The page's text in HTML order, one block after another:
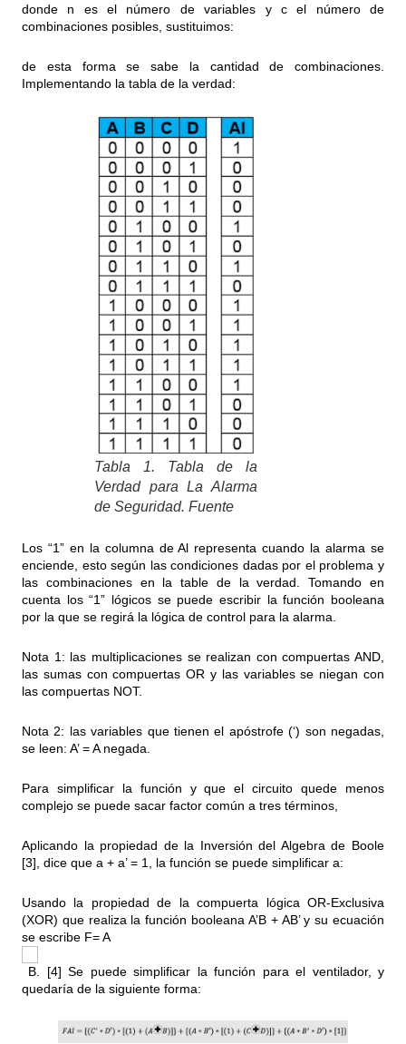
donde n es el número de variables y c el número de
combinaciones posibles, sustituimos:
de esta forma se sabe la cantidad de combinaciones.
Implementando la tabla de la verdad:
Tabla 1. Tabla de la
Verdad para La Alarma
de Seguridad. Fuente
Los “1” en la columna de Al representa cuando la alarma se
enciende, esto según las condiciones dadas por el problema y
las combinaciones en la table de la verdad. Tomando en
cuenta los “1” lógicos se puede escribir la función booleana
por la que se regirá la lógica de control para la alarma.
Nota 1: las multiplicaciones se realizan con compuertas AND,
las sumas con compuertas OR y las variables se niegan con
las compuertas NOT.
Nota 2: las variables que tienen el apóstrofe (‘) son negadas,
se leen: A’ = A negada.
Para simplificar la función y que el circuito quede menos
complejo se puede sacar factor común a tres términos,
Aplicando la propiedad de la Inversión del Algebra de Boole
[3], dice que a + a’ = 1, la función se puede simplificar a:
Usando la propiedad de la compuerta lógica OR-Exclusiva
(XOR) que realiza la función booleana A’B + AB’ y su ecuación
se escribe F= A
B. [4] Se puede simplificar la función para el ventilador, y
quedaría de la siguiente forma: